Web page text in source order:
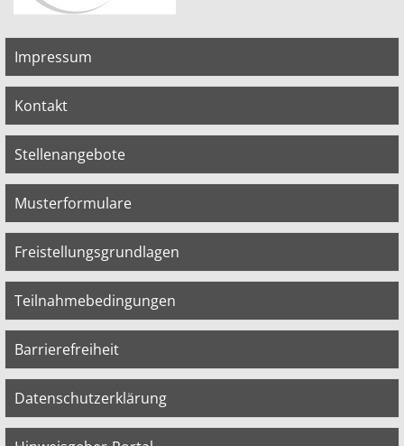
Impressum
Kontakt
Stellenangebote
Musterformulare
Freistellungsgrundlagen
Teilnahmebedingungen
Barrierefreiheit
Datenschutzerklärung